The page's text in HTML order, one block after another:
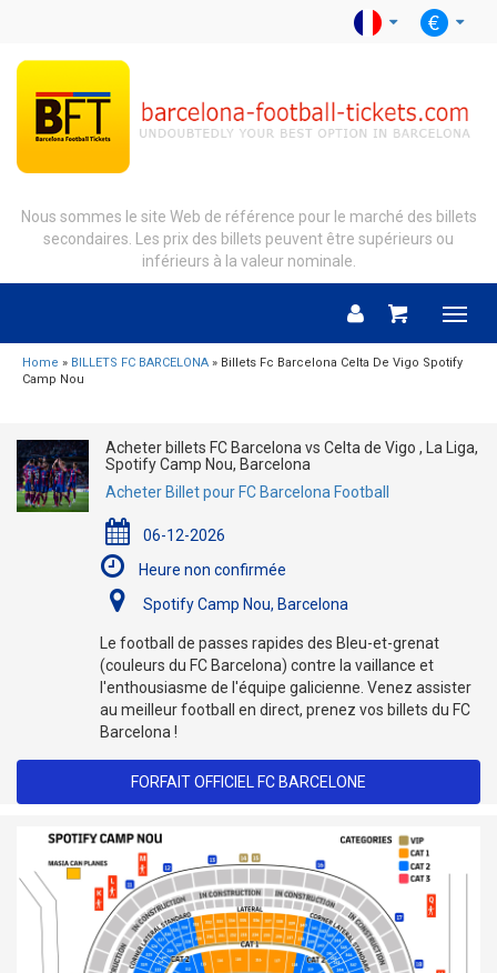
Nous sommes le site Web de référence pour le marché des billets
secondaires. Les prix des billets peuvent être supérieurs ou
inférieurs à la valeur nominale.
Menu
Home » BILLETS FC BARCELONA » Billets Fc Barcelona Celta De Vigo Spotify
Camp Nou
Acheter billets FC Barcelona vs Celta de Vigo , La Liga,
Spotify Camp Nou, Barcelona
Acheter Billet pour FC Barcelona Football
06-12-2026
Heure non confirmée
Spotify Camp Nou, Barcelona
Le football de passes rapides des Bleu-et-grenat
(couleurs du FC Barcelona) contre la vaillance et
l'enthousiasme de l'équipe galicienne. Venez assister
au meilleur football en direct, prenez vos billets du FC
Barcelona !
FORFAIT OFFICIEL FC BARCELONE